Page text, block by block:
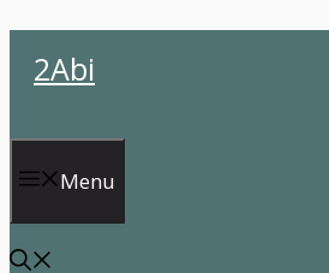
atla2Abi
Menu